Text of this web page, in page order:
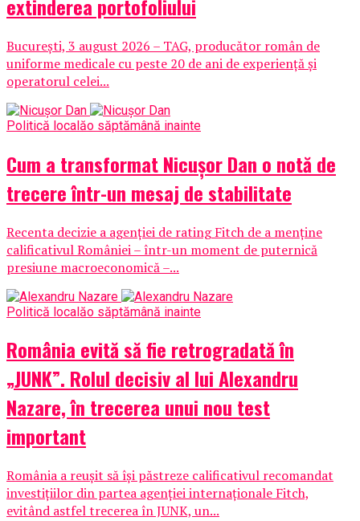
extinderea portofoliului
București, 3 august 2026 – TAG, producător român de
uniforme medicale cu peste 20 de ani de experiență și
operatorul celei...
Politică localăo săptămână inainte
Cum a transformat Nicușor Dan o notă de
trecere într-un mesaj de stabilitate
Recenta decizie a agenției de rating Fitch de a menține
calificativul României – într-un moment de puternică
presiune macroeconomică –...
Politică localăo săptămână inainte
România evită să fie retrogradată în
„JUNK”. Rolul decisiv al lui Alexandru
Nazare, în trecerea unui nou test
important
România a reușit să își păstreze calificativul recomandat
investițiilor din partea agenției internaționale Fitch,
evitând astfel trecerea în JUNK, un...